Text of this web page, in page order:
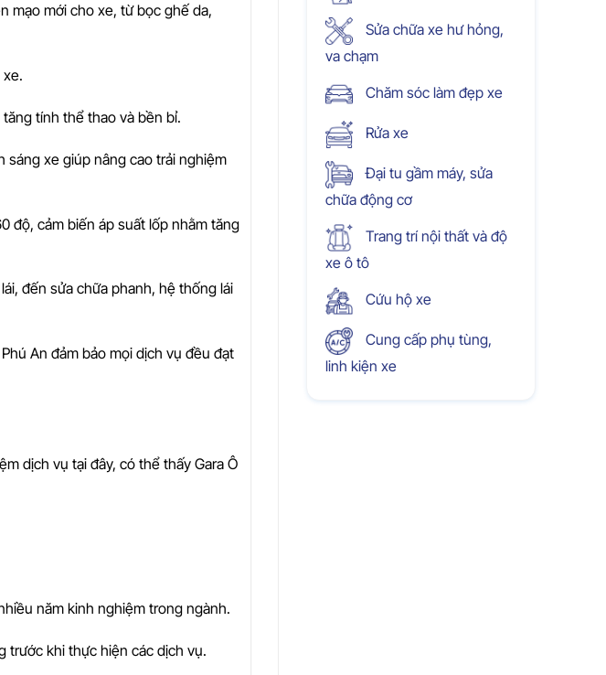
mạo mới cho xe, từ bọc ghế da,
tính thể thao và bền bỉ.
sáng xe giúp nâng cao trải nghiệm
độ, cảm biến áp suất lốp nhằm tăng
đến sửa chữa phanh, hệ thống lái
An đảm bảo mọi dịch vụ đều đạt
dịch vụ tại đây, có thể thấy Gara Ô
năm kinh nghiệm trong ngành.
trước khi thực hiện các dịch vụ.
Sửa chữa xe hư hỏng,
va chạm
Chăm sóc làm đẹp xe
Rửa xe
Đại tu gầm máy, sửa
chữa động cơ
Trang trí nội thất và độ
xe ô tô
Cứu hộ xe
Cung cấp phụ tùng,
linh kiện xe